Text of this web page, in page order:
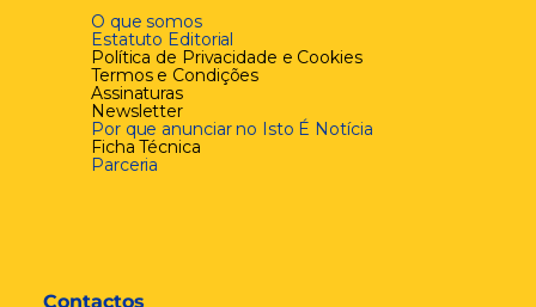
O que somos
Estatuto Editorial
Política de Privacidade e Cookies
Termos e Condições
Assinaturas
Newsletter
Por que anunciar no Isto É Notícia
Ficha Técnica
Parceria
Contactos